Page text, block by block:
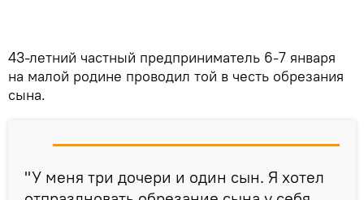
43-летний частный предприниматель 6-7 января
на малой родине проводил той в честь обрезания
сына.
"У меня три дочери и один сын. Я хотел